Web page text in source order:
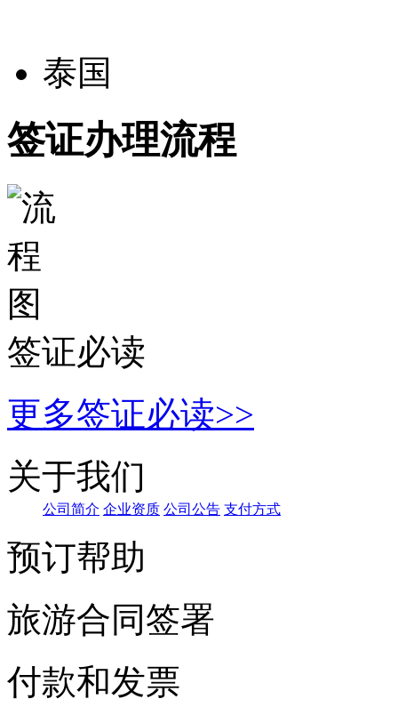
泰国
签证办理流程
签证必读
更多签证必读>>
关于我们
公司 简介 企业资质 公司公告 支付方式
预订帮助
旅游合同签署
付款和发票